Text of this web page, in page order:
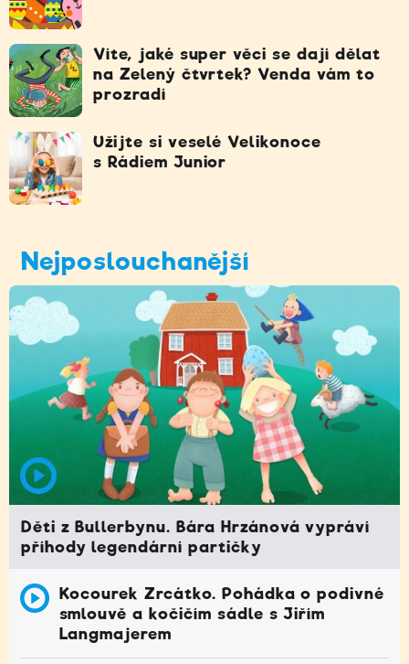
Víte, jaké super věci se dají dělat
na Zelený čtvrtek? Venda vám to
prozradí
Užijte si veselé Velikonoce
s Rádiem Junior
Nejposlouchanější
Děti z Bullerbynu. Bára Hrzánová vypráví
příhody legendární partičky
Kocourek Zrcátko. Pohádka o podivné
smlouvě a kočičím sádle s Jiřím
Langmajerem